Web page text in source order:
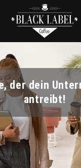
der dein
antreibt!